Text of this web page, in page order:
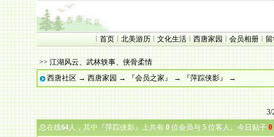
首页 北美游历 文化生活 西唐家园 会员相册
>> 江湖风云、武林轶事、侠骨柔情
西唐社区 → 西唐家园 → 『会员之家』 → 『萍踪侠影』 →
3/
总在线64人，其中『萍踪侠影』上共有0位会员与5位客人。今日贴子0